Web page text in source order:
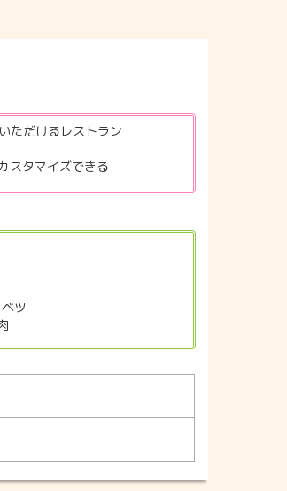
ただけるレストラン
スタマイズできる
ツ